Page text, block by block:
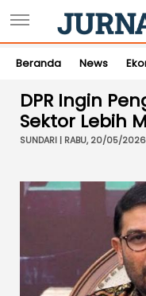
Beranda News
DPR Ingin
Sektor Lebih
SUNDARI | RABU, 20/05/